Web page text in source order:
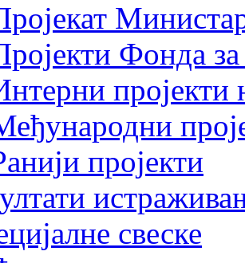
Фонда
пројекти
пројекти
свеске